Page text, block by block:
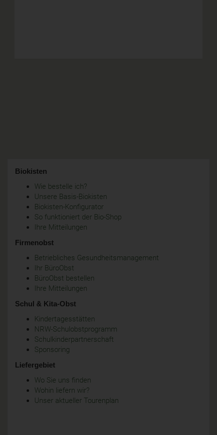
Biokisten
Wie bestelle ich?
Unsere Basis-Biokisten
Biokisten-Konfigurator
So funktioniert der Bio-Shop
Ihre Mitteilungen
Firmenobst
Betriebliches Gesundheitsmanagement
Ihr BüroObst
BüroObst bestellen
Ihre Mitteilungen
Schul & Kita-Obst
Kindertagesstätten
NRW-Schulobstprogramm
Schulkinderpartnerschaft
Sponsoring
Liefergebiet
Wo Sie uns finden
Wohin liefern wir?
Unser aktueller Tourenplan